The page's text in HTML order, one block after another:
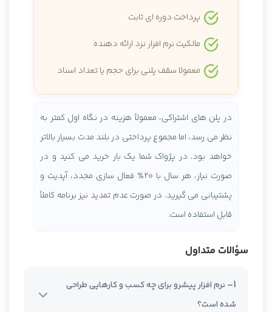
پرداخت دوره ای ثابت
مالکیت نرم افزار نزد ارائه دهنده
معمولا سقف پلنی برای حجم یا تعداد اسناد
در پلن های اشتراکی، معمولاً هزینه در نگاه اول کمتر به
نظر می رسد، اما مجموع پرداختی در بلند مدت بسیار بالاتر
خواهد بود. در پژواک شما یک بار خرید می کنید و در
صورت نیاز، هر سال با ۲۰٪ فعال سازی مجدد، آپدیت و
پشتیبانی می گیرید. در صورت عدم تمدید نیز برنامه کاملاً
قابل استفاده است.
سؤالات متداول
1-
نرم افزار پیشرو برای چه کسب و کارهایی طراحی
شده است؟